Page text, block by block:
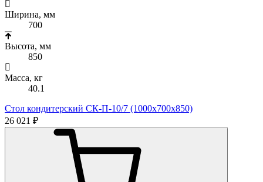
Ширина, мм
700
Высота, мм
850
Масса, кг
40.1
Стол кондитерский СК-П-10/7 (1000х700х850)
26 021 ₽